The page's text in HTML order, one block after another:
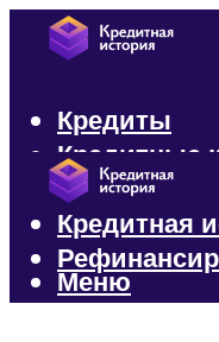
Кредиты
Кредитные
Микрозаймы
Кредитная
Меню